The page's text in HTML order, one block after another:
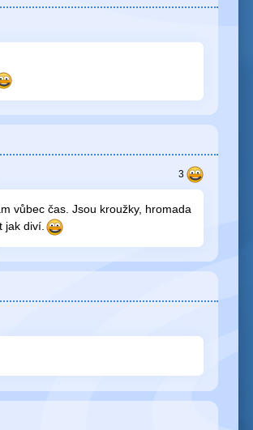
vůbec čas. Jsou kroužky, hromada
jak diví.